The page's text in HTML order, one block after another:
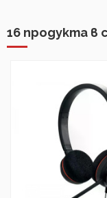
16 продукта в